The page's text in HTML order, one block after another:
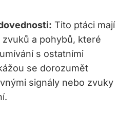
Tito ptáci mají
a pohybů, které
s ostatními
se dorozumět
signály nebo zvuky